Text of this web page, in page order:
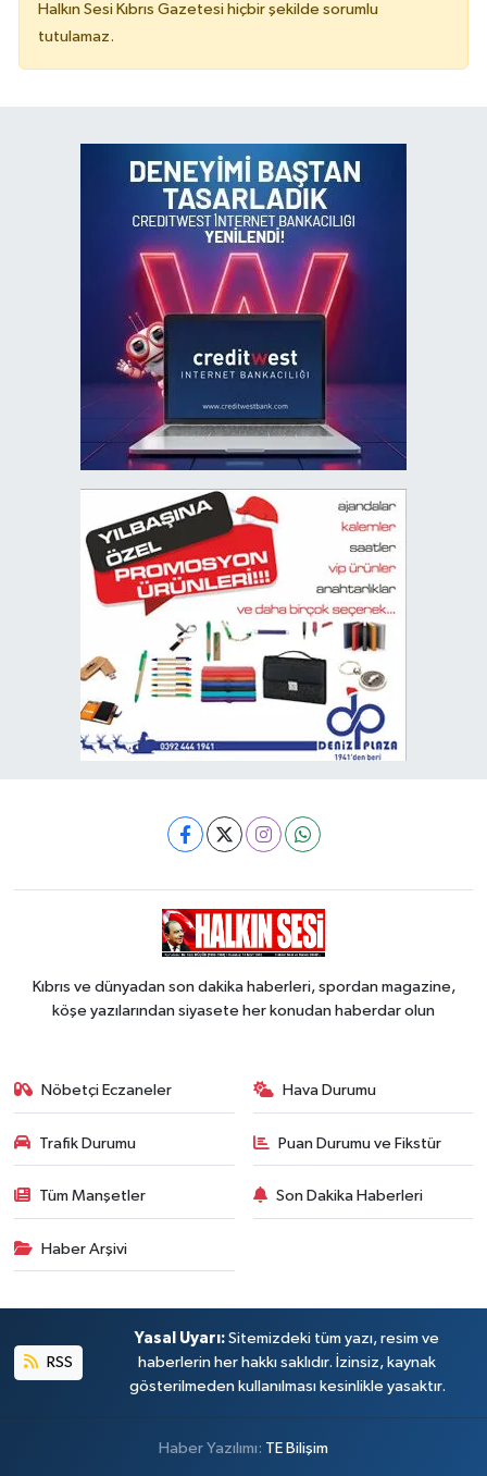
Halkın Sesi Kıbrıs Gazetesi hiçbir şekilde sorumlu
tutulamaz.
Kıbrıs ve dünyadan son dakika haberleri, spordan magazine,
köşe yazılarından siyasete her konudan haberdar olun
Nöbetçi Eczaneler Hava Durumu
Trafik Durumu Puan Durumu ve Fikstür
Tüm Manşetler Son Dakika Haberleri
Haber Arşivi
RSS
Yasal Uyarı: Sitemizdeki tüm yazı, resim ve
haberlerin her hakkı saklıdır. İzinsiz, kaynak
gösterilmeden kullanılması kesinlikle yasaktır.
Haber Yazılımı: TE Bilişim